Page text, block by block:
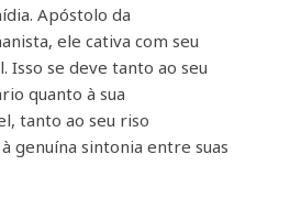
Apóstolo da
ele cativa com seu
Isso se deve tanto ao seu
quanto à sua
tanto ao seu riso
genuína sintonia entre suas